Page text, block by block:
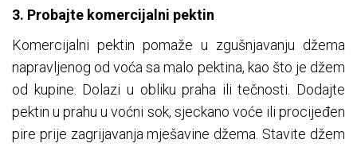
3. Probajte komercijalni pektin
Komercijalni pektin pomaže u zgušnjavanju džema
napravljenog od voća sa malo pektina, kao što je džem
od kupine. Dolazi u obliku praha ili tečnosti. Dodajte
pektin u prahu u voćni sok, sjeckano voće ili procijeđen
pire prije zagrijavanja mješavine džema. Stavite džem